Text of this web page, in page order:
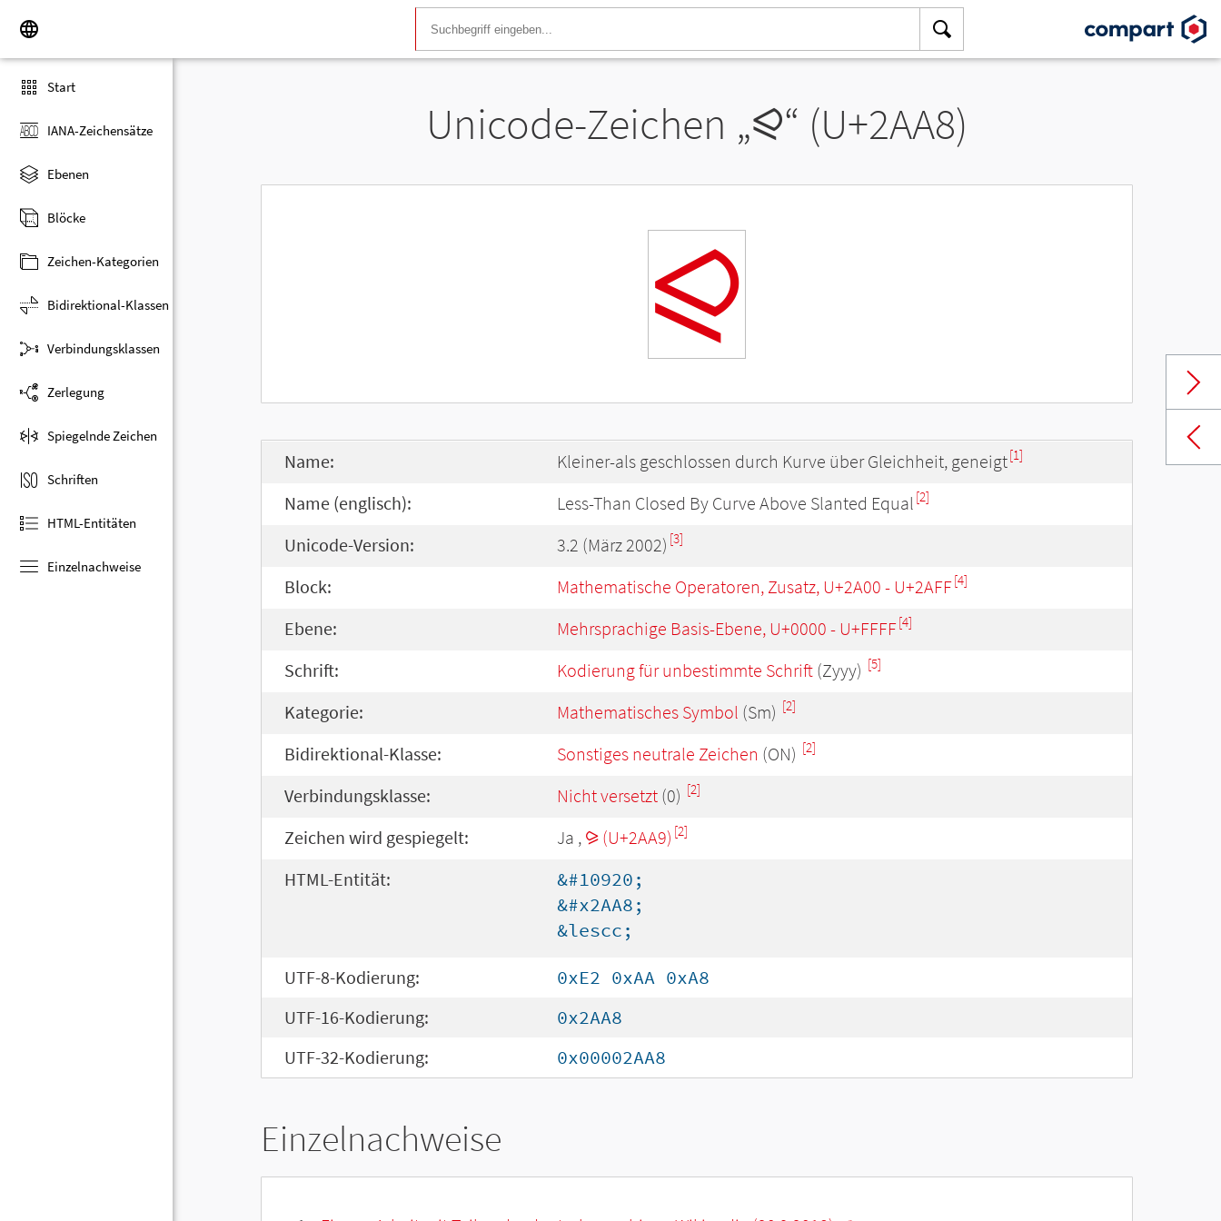
Start
IANA-Zeichensätze
Ebenen
Blöcke
Zeichen-Kategorien
Bidirektional-Klassen
Verbindungsklassen
Zerlegung
Spiegelnde Zeichen
Schriften
HTML-Entitäten
Einzelnachweise
Unicode-Zeichen „⪨“ (U+2AA8)
⪨
Name: Kleiner-als geschlossen durch Kurve über Gleichheit, geneigt[1]
Name (englisch): Less-Than Closed By Curve Above Slanted Equal [2]
Unicode-Version: 3.2 (März 2002) [3]
Block: Mathematische Operatoren, Zusatz, U+2A00 - U+2AFF[4]
Ebene: Mehrsprachige Basis-Ebene, U+0000 - U+FFFF[4]
Schrift: Kodierung für unbestimmte Schrift (Zyyy) [5]
Kategorie: Mathematisches Symbol (Sm) [2]
Bidirektional-Klasse: Sonstiges neutrale Zeichen (ON) [2]
Verbindungsklasse: Nicht versetzt (0) [2]
Zeichen wird gespiegelt: Ja , ⪩ (U+2AA9) [2]
HTML-Entität:
&#10920;
&#x2AA8;
&lescc;
UTF-8-Kodierung:
0xE2 0xAA 0xA8
UTF-16-Kodierung:
0x2AA8
UTF-32-Kodierung:
0x00002AA8
Einzelnachweise